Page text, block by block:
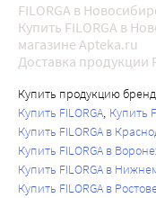
FILORGA в
Купить FILORGA в
магазине Apteka.ru
Доставка продукции
Купить продукцию
Купить FILORGA Купить
Купить FILORGA в
Купить FILORGA в
Купить FILORGA в
Купить FILORGA в